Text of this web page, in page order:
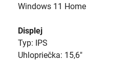
Windows 11 Home
Displej
Typ: IPS
Uhlopriečka: 15,6"